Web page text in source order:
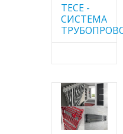
TECE -
CИСТЕМА